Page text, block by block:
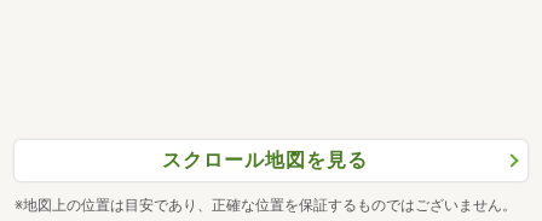
スクロール地図を見る
※地図上の位置は目安であり、正確な位置を保証するものではございません。